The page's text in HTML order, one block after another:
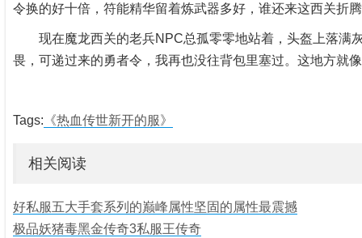
令换的好十倍，符能精华留着炼武器多好，谁还来这西关折
现在魔龙西关的老兵NPC总孤零零地站着，头盔上落满
畏，可递过来的勇者令，我再也没往背包里塞过。这地方就
Tags: 《热血传世新开的服》
相关阅读
好私服五大手套系列的巅峰属性坚固的属性最震撼
极品妖猪毒黑金传奇3私服王传奇